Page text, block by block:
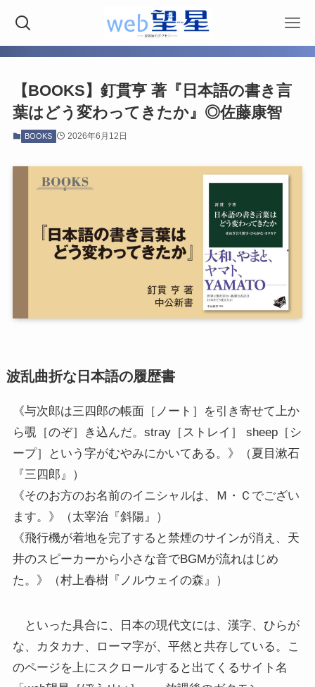
【BOOKS】釘貫亨 著『日本語の書き言
葉はどう変わってきたか』◎佐藤康智
BOOKS 2026年6月12日
波乱曲折な日本語の履歴書
《与次郎は三四郎の帳面［ノート］を引き寄せて上か
ら覗［のぞ］き込んだ。stray［ストレイ］ sheep［シ
ープ］という字がむやみにかいてある。》（夏目漱石
『三四郎』）
《そのお方のお名前のイニシャルは、Ｍ・Ｃでござい
ます。》（太宰治『斜陽』）
《飛行機が着地を完了すると禁煙のサインが消え、天
井のスピーカーから小さな音でBGMが流れはじめ
た。》（村上春樹『ノルウェイの森』）
といった具合に、日本の現代文には、漢字、ひらが
な、カタカナ、ローマ字が、平然と共存している。こ
のページを上にスクロールすると出てくるサイト名